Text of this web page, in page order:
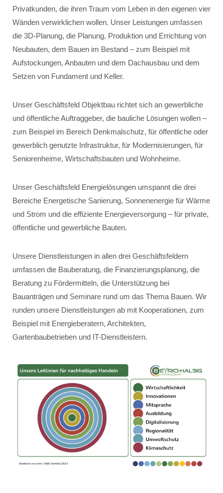
Privatkunden, die ihren Traum vom Leben in den eigenen vier
Wänden verwirklichen wollen. Unser Leistungen umfassen
die 3D-Planung, die Planung, Produktion und Errichtung von
Neubauten, dem Bauen im Bestand – zum Beispiel mit
Aufstockungen, Anbauten und dem Dachausbau und dem
Setzen von Fundament und Keller.
Unser Geschäftsfeld Objektbau richtet sich an gewerbliche
und öffentliche Auftraggeber, die bauliche Lösungen wollen –
zum Beispiel im Bereich Denkmalschutz, für öffentliche oder
gewerblich genutzte Infrastruktur, für Modernisierungen, für
Seniorenheime, Wirtschaftsbauten und Wohnheime.
Unser Geschäftsfeld Energielösungen umspannt die drei
Bereiche Energetische Sanierung, Sonnenenergie für Wärme
und Strom und die effiziente Energieversorgung – für private,
öffentliche und gewerbliche Bauten.
Unsere Dienstleistungen in allen drei Geschäftsfeldern
umfassen die Bauberatung, die Finanzierungsplanung, die
Beratung zu Fördermitteln, die Unterstützung bei
Bauanträgen und Seminare rund um das Thema Bauen. Wir
runden unsere Dienstleistungen ab mit Kooperationen, zum
Beispiel mit Energieberatern, Architekten,
Gartenbaubetrieben und IT-Dienstleistern.